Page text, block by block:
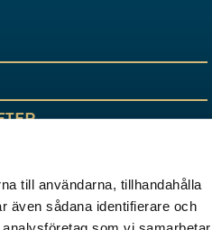
till användarna, tillhandahålla
även sådana identifierare och